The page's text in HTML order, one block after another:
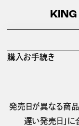
KING
購入お手続き
発売日が異なる商
遅い発売日」に